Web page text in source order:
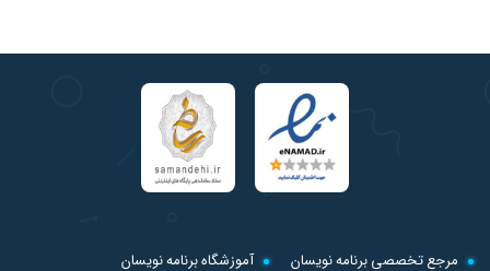
مرجع تخصصی برنامه نویسان آموزشگاه برنامه نویسان